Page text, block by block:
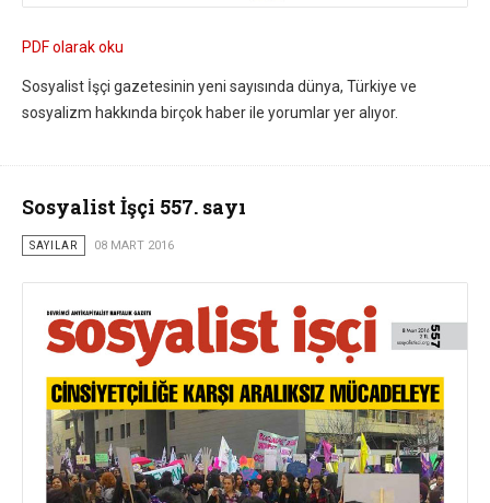
PDF olarak oku
Sosyalist İşçi gazetesinin yeni sayısında dünya, Türkiye ve
sosyalizm hakkında birçok haber ile yorumlar yer alıyor.
Sosyalist İşçi 557. sayı
SAYILAR 08 MART 2016